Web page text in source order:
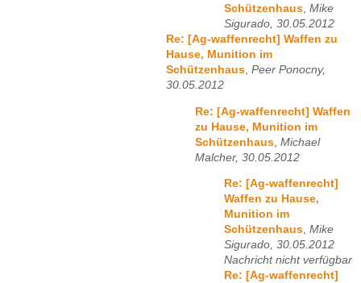
Schützenhaus Mike
Sigurado, 30.05.2012
Re: [Ag-waffenrecht] Waffen zu
Hause, Munition im
Schützenhaus Peer Ponocny,
30.05.2012
Re: [Ag-waffenrecht] Waffen
zu Hause, Munition im
Schützenhaus Michael
Malcher, 30.05.2012
Re: [Ag-waffenrecht]
Waffen zu Hause,
Munition im
Schützenhaus, Mike
Sigurado, 30.05.2012
Nachricht nicht verfügbar
Re: [Ag-waffenrecht]